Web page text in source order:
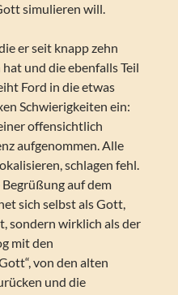
simulieren will.
er seit knapp zehn
und die ebenfalls Teil
Ford in die etwas
Schwierigkeiten ein:
offensichtlich
aufgenommen. Alle
schlagen fehl.
auf dem
sich selbst als Gott,
sondern wirklich als der
mit den
von den alten
und die